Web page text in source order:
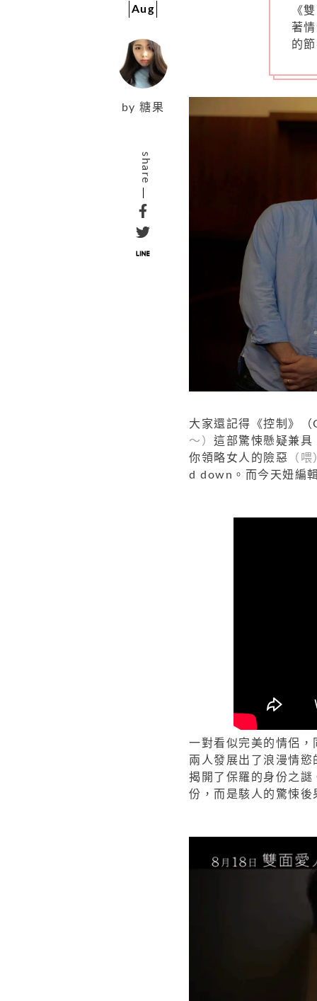
Aug
by糖果
share
《
著
的
大家還記得《控制》
～） 這部驚悚懸疑兼具
你領略女人的險惡 （喂
d down。而今天妞編
一對看似完美的情侶
兩人發展出了浪漫情
揭開了保羅的身份之
份，而是駭人的驚悚